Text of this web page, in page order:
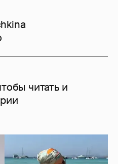
читать и